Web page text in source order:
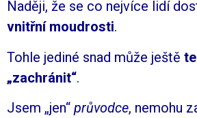
Naději, že se co nejvíce lidí
vnitřní moudrosti.
Tohle jediné snad může ještě
„zachránit“.
Jsem „jen“ průvodce, nemohu